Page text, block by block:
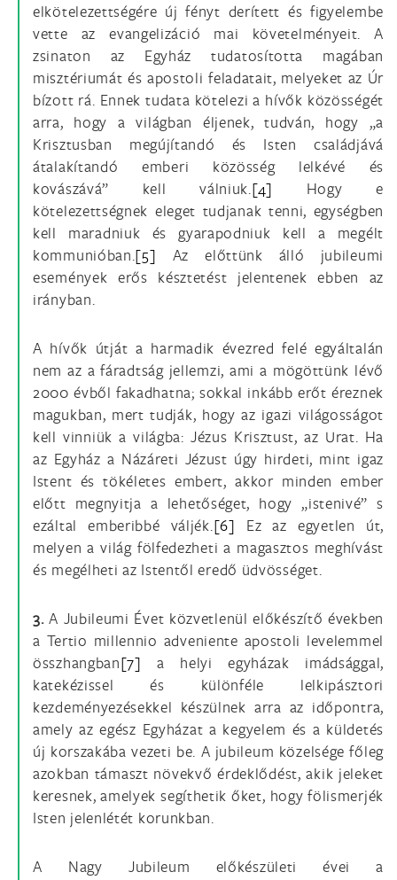
elkötelezettségére új fényt derített és figyelembe
vette az evangelizáció mai követelményeit. A
zsinaton az Egyház tudatosította magában
misztériumát és apostoli feladatait, melyeket az Úr
bízott rá. Ennek tudata kötelezi a hívők közösségét
arra, hogy a világban éljenek, tudván, hogy „a
Krisztusban megújítandó és Isten családjává
átalakítandó emberi közösség lelkévé és
kovászává” kell válniuk.[4] Hogy e
kötelezettségnek eleget tudjanak tenni, egységben
kell maradniuk és gyarapodniuk kell a megélt
kommunióban.[5] Az előttünk álló jubileumi
események erős késztetést jelentenek ebben az
irányban.
A hívők útját a harmadik évezred felé egyáltalán
nem az a fáradtság jellemzi, ami a mögöttünk lévő
2000 évből fakadhatna; sokkal inkább erőt éreznek
magukban, mert tudják, hogy az igazi világosságot
kell vinniük a világba: Jézus Krisztust, az Urat. Ha
az Egyház a Názáreti Jézust úgy hirdeti, mint igaz
Istent és tökéletes embert, akkor minden ember
előtt megnyitja a lehetőséget, hogy „istenivé” s
ezáltal emberibbé váljék.[6] Ez az egyetlen út,
melyen a világ fölfedezheti a magasztos meghívást
és megélheti az Istentől eredő üdvösséget.
3.A Jubileumi Évet közvetlenül előkészítő években
a Tertio millennio adveniente apostoli levelemmel
összhangban[7] a helyi egyházak imádsággal,
katekézissel és különféle lelkipásztori
kezdeményezésekkel készülnek arra az időpontra,
amely az egész Egyházat a kegyelem és a küldetés
új korszakába vezeti be. A jubileum közelsége főleg
azokban támaszt növekvő érdeklődést, akik jeleket
keresnek, amelyek segíthetik őket, hogy fölismerjék
Isten jelenlétét korunkban.
A Nagy Jubileum előkészületi évei a